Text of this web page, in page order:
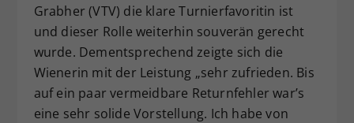
Grabher (VTV) die klare Turnierfavoritin ist
und dieser Rolle weiterhin souverän gerecht
wurde. Dementsprechend zeigte sich die
Wienerin mit der Leistung „sehr zufrieden. Bis
auf ein paar vermeidbare Returnfehler war’s
eine sehr solide Vorstellung. Ich habe von